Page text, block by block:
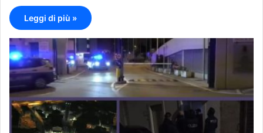
Leggi di più »